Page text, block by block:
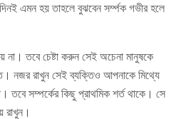
এমন হয় তাহলে বুঝবেন সর্ম্পক গভীর হলে
না। তবে চেষ্টা করুন সেই অচেনা মানুষকে
নজর রাখুন সেই ব্যক্তিও আপনাকে মিথ্যে
তবে সম্পর্কের কিছু প্রাথমিক শর্ত থাকে। সে
রাখুন।